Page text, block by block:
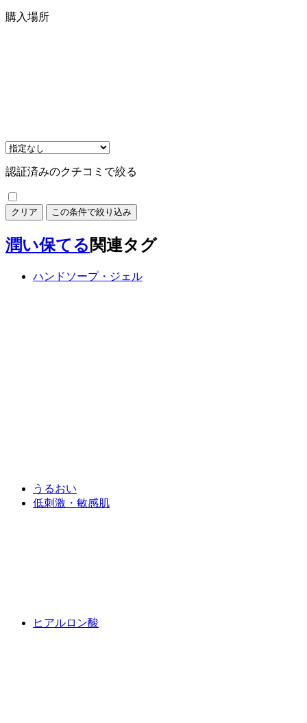
購入場所
認証済みのクチコミで絞る
クリア この条件で絞り込み
潤い保てる 関連タグ
ハンドソープ・ジェル
うるおい
低刺激・敏感肌
ヒアルロン酸